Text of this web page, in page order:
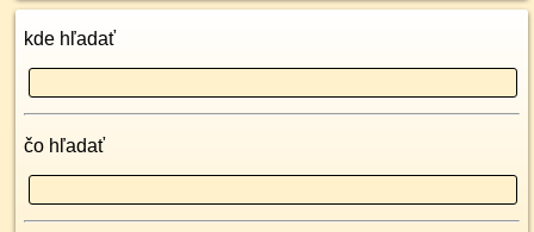
kde hľadať
čo hľadať